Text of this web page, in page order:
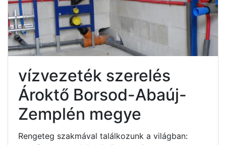
vízvezeték szerelés
Ároktő Borsod-Abaúj-
Zemplén megye
Rengeteg szakmával találkozunk a világban: